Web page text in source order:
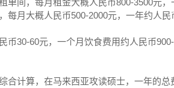
单间，每月租金大概人民币800-3500元，
月大概人民币500-2000元，一年约人民
币30-60元，一个月饮食费用约人民币
合计算，在马来西亚攻读硕士，一年的总